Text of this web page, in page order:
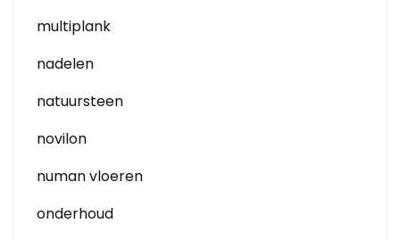
multiplank
nadelen
natuursteen
novilon
numan vloeren
onderhoud